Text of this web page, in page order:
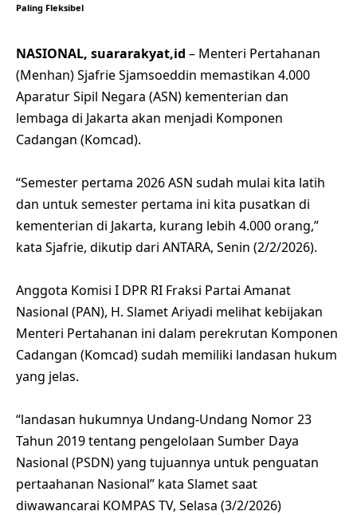
Paling Fleksibel
NASIONAL, suararakyat,id – Menteri Pertahanan
(Menhan) Sjafrie Sjamsoeddin memastikan 4.000
Aparatur Sipil Negara (ASN) kementerian dan
lembaga di Jakarta akan menjadi Komponen
Cadangan (Komcad).
“Semester pertama 2026 ASN sudah mulai kita latih
dan untuk semester pertama ini kita pusatkan di
kementerian di Jakarta, kurang lebih 4.000 orang,”
kata Sjafrie, dikutip dari ANTARA, Senin (2/2/2026).
Anggota Komisi I DPR RI Fraksi Partai Amanat
Nasional (PAN), H. Slamet Ariyadi melihat kebijakan
Menteri Pertahanan ini dalam perekrutan Komponen
Cadangan (Komcad) sudah memiliki landasan hukum
yang jelas.
“landasan hukumnya Undang-Undang Nomor 23
Tahun 2019 tentang pengelolaan Sumber Daya
Nasional (PSDN) yang tujuannya untuk penguatan
pertaahanan Nasional” kata Slamet saat
diwawancarai KOMPAS TV, Selasa (3/2/2026)